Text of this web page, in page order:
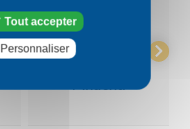
Pikachu
Tout accepter
Personnaliser